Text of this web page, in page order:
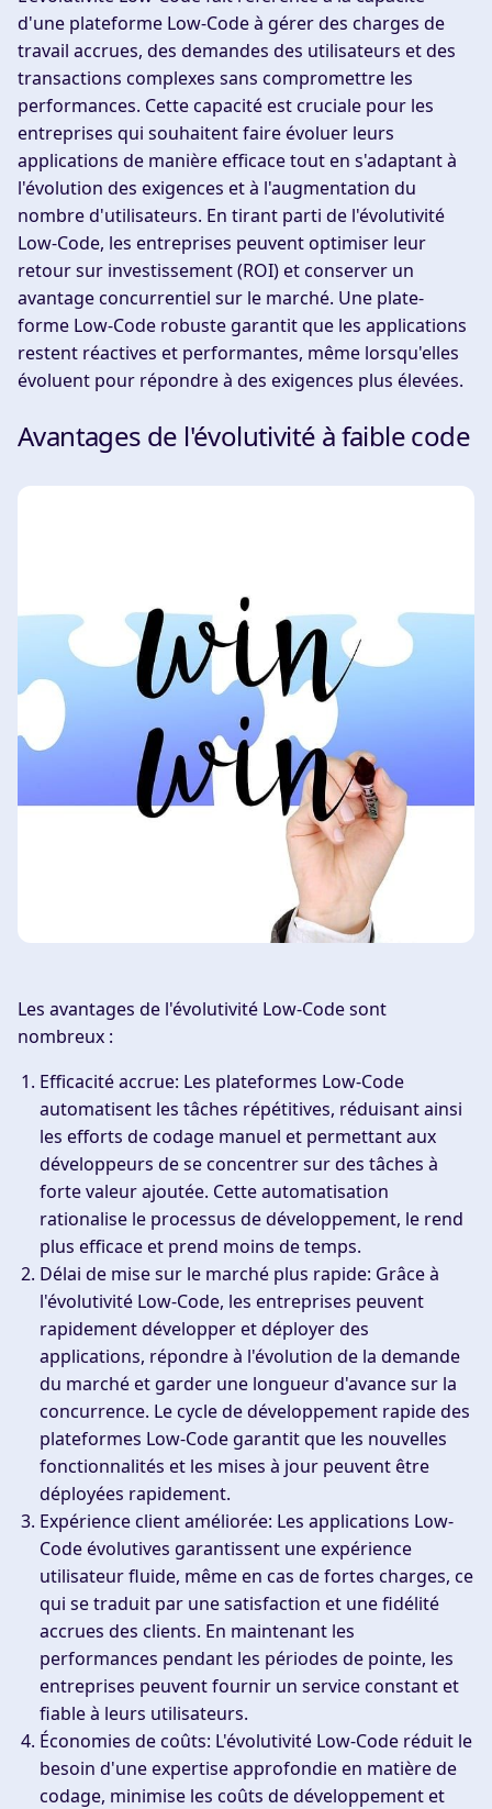
d'une plateforme Low-Code à gérer des charges de
travail accrues, des demandes des utilisateurs et des
transactions complexes sans compromettre les
performances. Cette capacité est cruciale pour les
entreprises qui souhaitent faire évoluer leurs
applications de manière efficace tout en s'adaptant à
l'évolution des exigences et à l'augmentation du
nombre d'utilisateurs. En tirant parti de l'évolutivité
Low-Code, les entreprises peuvent optimiser leur
retour sur investissement (ROI) et conserver un
avantage concurrentiel sur le marché. Une plate-
forme Low-Code robuste garantit que les applications
restent réactives et performantes, même lorsqu'elles
évoluent pour répondre à des exigences plus élevées.
Avantages de l'évolutivité à faible code
Les avantages de l'évolutivité Low-Code sont
nombreux :
Efficacité accrue: Les plateformes Low-Code
automatisent les tâches répétitives, réduisant ainsi
les efforts de codage manuel et permettant aux
développeurs de se concentrer sur des tâches à
forte valeur ajoutée. Cette automatisation
rationalise le processus de développement, le rend
plus efficace et prend moins de temps.
Délai de mise sur le marché plus rapide: Grâce à
l'évolutivité Low-Code, les entreprises peuvent
rapidement développer et déployer des
applications, répondre à l'évolution de la demande
du marché et garder une longueur d'avance sur la
concurrence. Le cycle de développement rapide des
plateformes Low-Code garantit que les nouvelles
fonctionnalités et les mises à jour peuvent être
déployées rapidement.
Expérience client améliorée: Les applications Low-
Code évolutives garantissent une expérience
utilisateur fluide, même en cas de fortes charges, ce
qui se traduit par une satisfaction et une fidélité
accrues des clients. En maintenant les
performances pendant les périodes de pointe, les
entreprises peuvent fournir un service constant et
fiable à leurs utilisateurs.
Économies de coûts: L'évolutivité Low-Code réduit le
besoin d'une expertise approfondie en matière de
codage, minimise les coûts de développement et